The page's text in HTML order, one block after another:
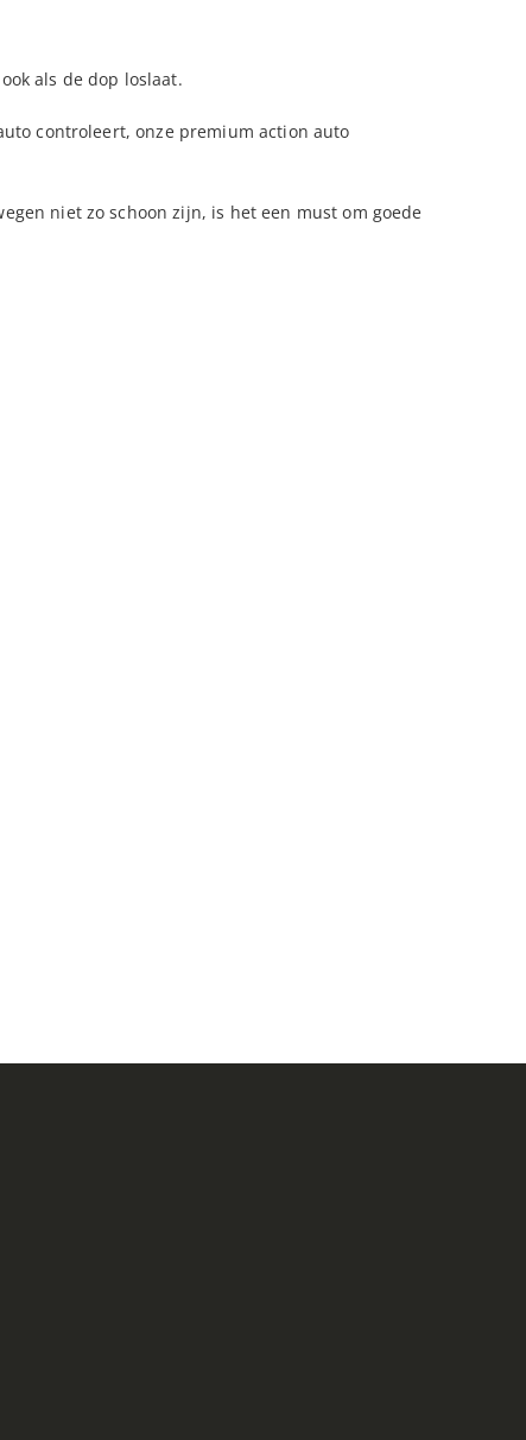
als de dop loslaat.
controleert, onze premium action auto
niet zo schoon zijn, is het een must om goede